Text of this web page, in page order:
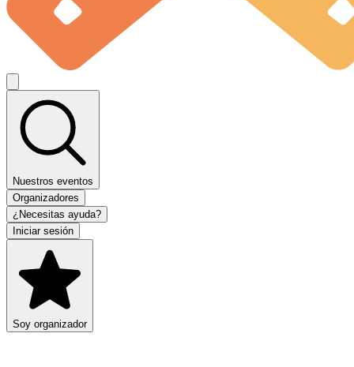
Nuestros eventos
Organizadores
¿Necesitas ayuda?
Iniciar sesión
Soy organizador